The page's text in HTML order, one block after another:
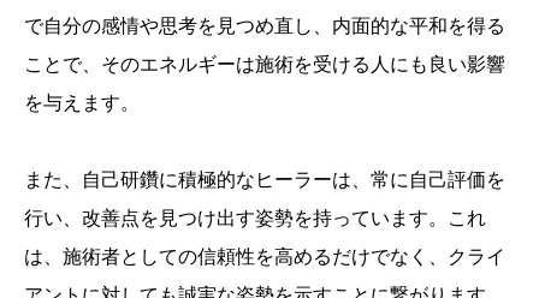
で自分の感情や思考を見つめ直し、内面的な平和を得る
ことで、そのエネルギーは施術を受ける人にも良い影響
を与えます。
また、自己研鑽に積極的なヒーラーは、常に自己評価を
行い、改善点を見つけ出す姿勢を持っています。これ
は、施術者としての信頼性を高めるだけでなく、クライ